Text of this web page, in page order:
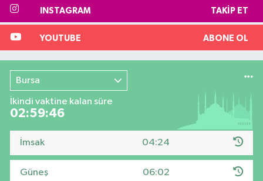
INSTAGRAM TAKIP ET
YOUTUBE ABONE OL
Bursa
İkindi vaktine kalan süre
02:59:46
İmsak 04:24
Güneş 06:02